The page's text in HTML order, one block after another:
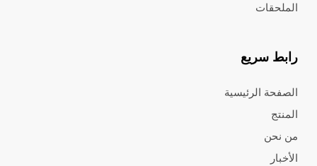
الملحقات
رابط سريع
الصفحة الرئيسية
المنتج
من نحن
الأخبار